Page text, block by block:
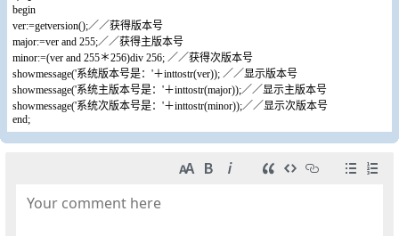
begin
ver:=getversion();／／获得版本号
major:=ver and 255;／／获得主版本号
minor:=(ver and 255＊256)div 256; ／／获得次版本号
showmessage('系统版本号是：'＋inttostr(ver)); ／／显示版本号
showmessage('系统主版本号是：'＋inttostr(major));／／显示主版本号
showmessage('系统次版本号是：'＋inttostr(minor));／／显示次版本号
end;